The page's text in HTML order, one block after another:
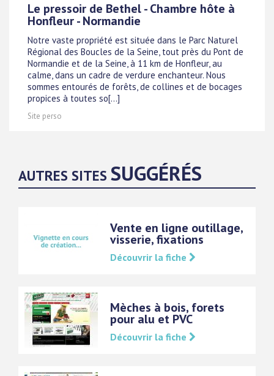
Le pressoir de Bethel - Chambre hôte à
Honfleur - Normandie
Notre vaste propriété est située dans le Parc Naturel
Régional des Boucles de la Seine, tout près du Pont de
Normandie et de la Seine, à 11 km de Honfleur, au
calme, dans un cadre de verdure enchanteur. Nous
sommes entourés de forêts, de collines et de bocages
propices à toutes so[...]
Site perso
AUTRES SITES SUGGÉRÉS
Vente en ligne outillage,
visserie, fixations
Découvrir la fiche
Mèches à bois, forets
pour alu et PVC
Découvrir la fiche